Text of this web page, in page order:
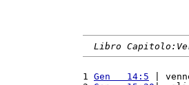
Libro
1 Gen   14:5 |